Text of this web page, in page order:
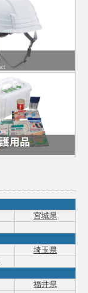
宮城県
埼玉県
福井県